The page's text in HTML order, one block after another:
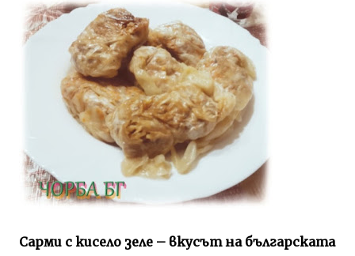
Сарми с кисело зеле – вкусът на българската